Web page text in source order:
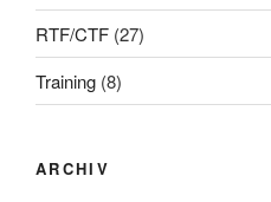
RTF/CTF (27)
Training (8)
ARCHIV